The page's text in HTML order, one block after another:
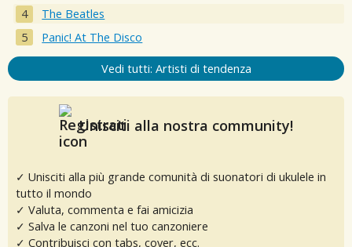
The Beatles
Panic! At The Disco
Vedi tutti: Artisti di tendenza
Unisciti alla nostra community!
✓ Unisciti alla più grande comunità di suonatori di ukulele in
tutto il mondo
✓ Valuta, commenta e fai amicizia
✓ Salva le canzoni nel tuo canzoniere
✓ Contribuisci con tabs, cover, ecc.